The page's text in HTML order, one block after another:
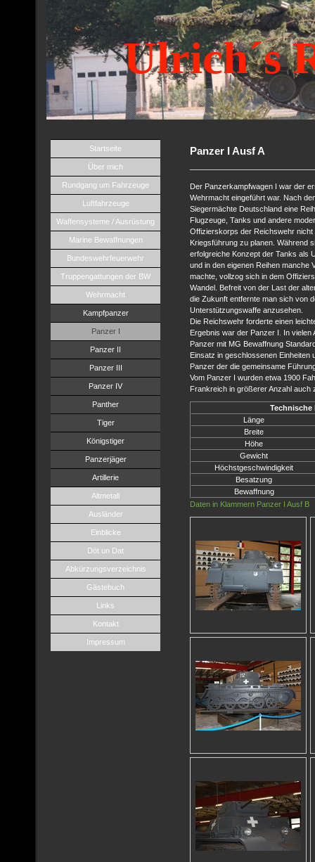
Ulrich´s
Startseite
Über mich
Rundgang um Fahrzeuge
Luftfahrzeuge
Waffensysteme / Ausrüstung
Marine Bewaffnungen
Bundeswehrfeuerwehr
Truppengattungen der BW
Wehrmacht
Kampfpanzer
Panzer I
Panzer II
Panzer III
Panzer IV
Panther
Tiger
Königstiger
Panzerjäger
Artillerie
Altmetall
Ausländer
Einblicke
Döt un Dat
Abkürzungsverzeichnis
Gästebuch
Links
Kontakt
Impressum
Panzer I Ausf A
Der Panzerkampfwagen I war der
Wehrmacht eingeführt war. Nach
Siegermächte Deutschland eine
Flugzeuge, Tanks und andere
Offizierskorps der Reichswehr nicht
Kriegsführung zu planen. Während
erfolgreiche Konzept der Tanks als
und in den eigenen Reihen manche
machte, vollzog sich in dem
Wandel. Befreit von der Last der
die Zukunft entfernte man sich von
Unterstützungswaffe anzusehen.
Die Reichswehr forderte einen
Ergebnis war der Panzer I. In
Panzer mit MG Bewaffnung
Einsatz in geschlossenen Einheiten
Panzer der die gemeinsame
Vom Panzer I wurden etwa 1900
Frankreich in größerer Anzahl auch
Technische
Länge
Breite
Höhe
Gewicht
Höchstgeschwindigkeit
Besatzung
Bewaffnung
Daten in Klammern Panzer I Ausf B